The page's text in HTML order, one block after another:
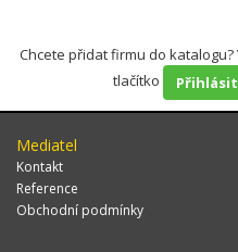
Chcete přidat firmu do katalogu?
tlačítko
Mediatel
Kontakt
Reference
Obchodní podmínky